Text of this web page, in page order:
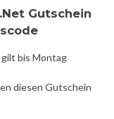
Gutschein
bis Montag
diesen Gutschein